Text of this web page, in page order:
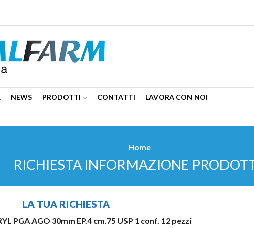
NEWS PRODOTTI CONTATTI LAVORA CON NOI
Home
RICHIESTA INFORMAZIONE
LA TUA RICHIESTA
PGA AGO 30mm EP.4 cm.75 USP 1 conf. 12 pezzi